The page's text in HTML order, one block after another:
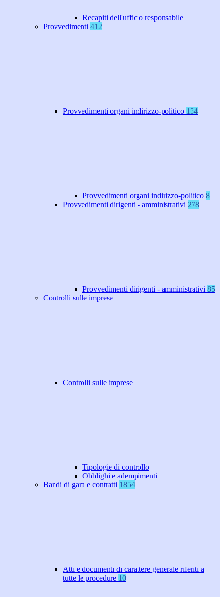
Recapiti dell'ufficio responsabile
Provvedimenti 412
Provvedimenti organi indirizzo-politico 134
Provvedimenti organi indirizzo-politico 8
Provvedimenti dirigenti - amministrativi 278
Provvedimenti dirigenti - amministrativi 85
Controlli sulle imprese
Controlli sulle imprese
Tipologie di controllo
Obblighi e adempimenti
Bandi di gara e contratti 1854
Atti e documenti di carattere generale riferiti a
tutte le procedure 10